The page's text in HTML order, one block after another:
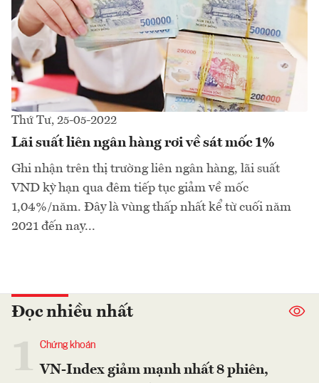
Thứ Tư, 25-05-2022
Lãi suất liên ngân hàng rơi về sát mốc 1%
Ghi nhận trên thị trường liên ngân hàng, lãi suất
VND kỳ hạn qua đêm tiếp tục giảm về mốc
1,04%/năm. Đây là vùng thấp nhất kể từ cuối năm
2021 đến nay...
Đọc nhiều nhất
Chứng khoán
VN-Index giảm mạnh nhất 8 phiên,